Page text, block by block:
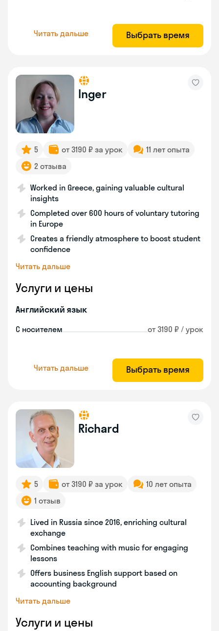
Читать дальше Выбрать время
Inger
5 от 3190 ₽ за урок
11 лет опыта
2 отзыва
Worked in Greece, gaining valuable cultural
insights
Completed over 600 hours of voluntary tutoring
in Europe
Creates a friendly atmosphere to boost student
confidence
Читать дальше
Услуги и цены
Английский язык
С носителем от 3190 ₽ / урок
Читать дальше Выбрать время
Richard
5 от 3190 ₽ за урок
10 лет опыта
1 отзыв
Lived in Russia since 2016, enriching cultural
exchange
Combines teaching with music for engaging
lessons
Offers business English support based on
accounting background
Читать дальше
Услуги и цены